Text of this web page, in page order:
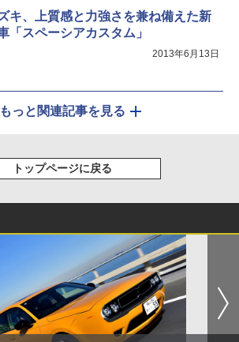
キ、上質感と力強さを兼ね備えた新
「スペーシアカスタム」
2013年6月13日
もっと関連記事を見る
トップページに戻る